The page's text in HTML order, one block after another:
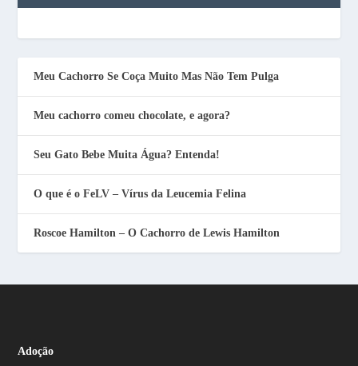
Meu Cachorro Se Coça Muito Mas Não Tem Pulga
Meu cachorro comeu chocolate, e agora?
Seu Gato Bebe Muita Água? Entenda!
O que é o FeLV – Vírus da Leucemia Felina
Roscoe Hamilton – O Cachorro de Lewis Hamilton
Adoção